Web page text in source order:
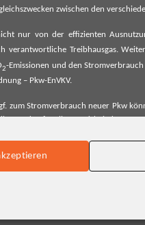
zwischen den
nur von der effizienten
verantwortliche Treibhausgas.
2-Emissionen und den
– Pkw-EnVKV.
zum Stromverbrauch neuer Pkw
Verkaufsstellen und bei der